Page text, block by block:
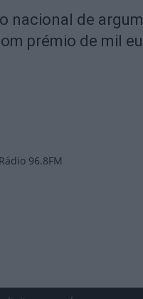
nacional de
prémio de mil
96.8FM